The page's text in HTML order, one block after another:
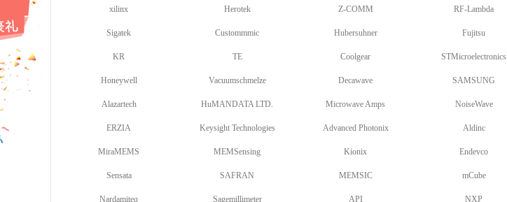
xilinx Herotek Z-COMM RF-Lambda
Sigatek Custommmic Hubersuhner Fujitsu
KR TE Coolgear STMicroelectronics
Honeywell Vacuumschmelze Decawave SAMSUNG
Alazartech HuMANDATA LTD. Microwave Amps NoiseWave
ERZIA Keysight Technologies Advanced Photonix Aldinc
MiraMEMS MEMSensing Kionix Endevco
Sensata SAFRAN MEMSIC mCube
Nardamiteq Sagemillimeter API NXP